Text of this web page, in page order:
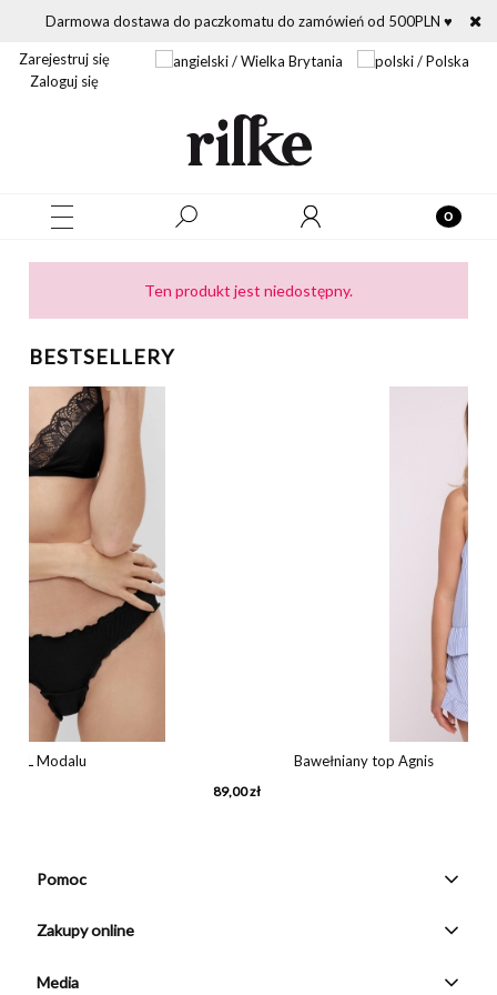
Darmowa dostawa do paczkomatu do zamówień od 500PLN ♥
Zarejestruj się
Zaloguj się
Ten produkt jest niedostępny.
BESTSELLERY
Pomoc
Zakupy online
Media